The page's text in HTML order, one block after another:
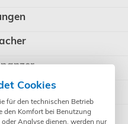
Cookies
für den technischen Betrieb
den Komfort bei Benutzung
Analyse dienen, werden nur